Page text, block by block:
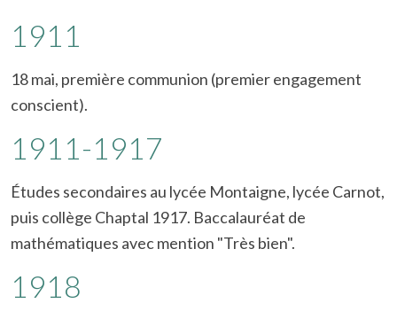
1911
18 mai, première communion (premier engagement
conscient).
1911-1917
Études secondaires au lycée Montaigne, lycée Carnot,
puis collège Chaptal 1917. Baccalauréat de
mathématiques avec mention "Très bien".
1918